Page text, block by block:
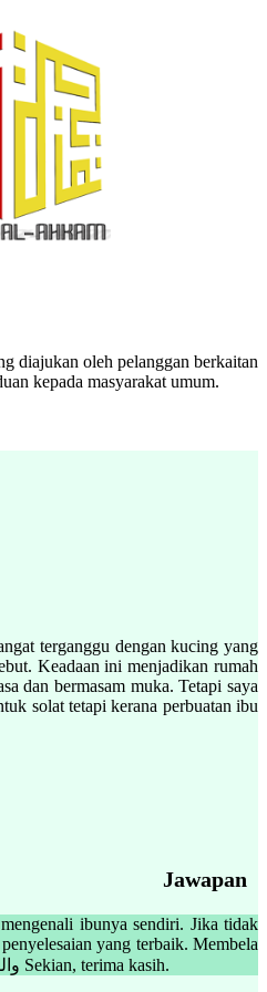
diajukan oleh pelanggan berkaitan
kepada masyarakat umum.
terganggu dengan kucing yang
Keadaan ini menjadikan rumah
dan bermasam muka. Tetapi saya
solat tetapi kerana perbuatan ibu
Jawapan
ibunya sendiri. Jika tidak
yang terbaik. Membela
kucing merupakan amal yang sangat baik yang boleh memupuk kasih sayang dalam diri, namun kebersihan rumah dan sekelilingnya juga perlu diambil kira. والله أعلم بالصواب Sekian, terima kasih.